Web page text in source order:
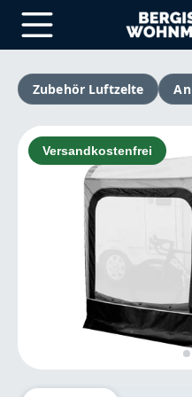
Zum Hauptinhalt springen
Zubehör Luftzelte
Bildergalerie überspringen
Versandkostenfrei